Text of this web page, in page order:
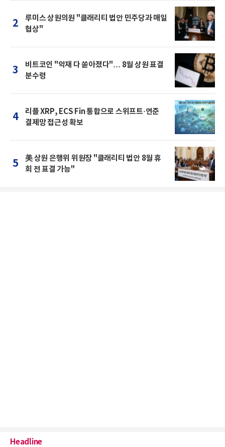
2
루미스 상원의원 "클래리티 법안 민주당과 매일
협상"
3
비트코인 "악재 다 쏟아졌다"… 8월 상원 표결
분수령
4
리플 XRP, ECS Fin 통합으로 스위프트·연준
결제망 접근성 확보
5
美 상원 은행위 위원장 "클래리티 법안 8월 휴
회 전 표결 가능"
Headline